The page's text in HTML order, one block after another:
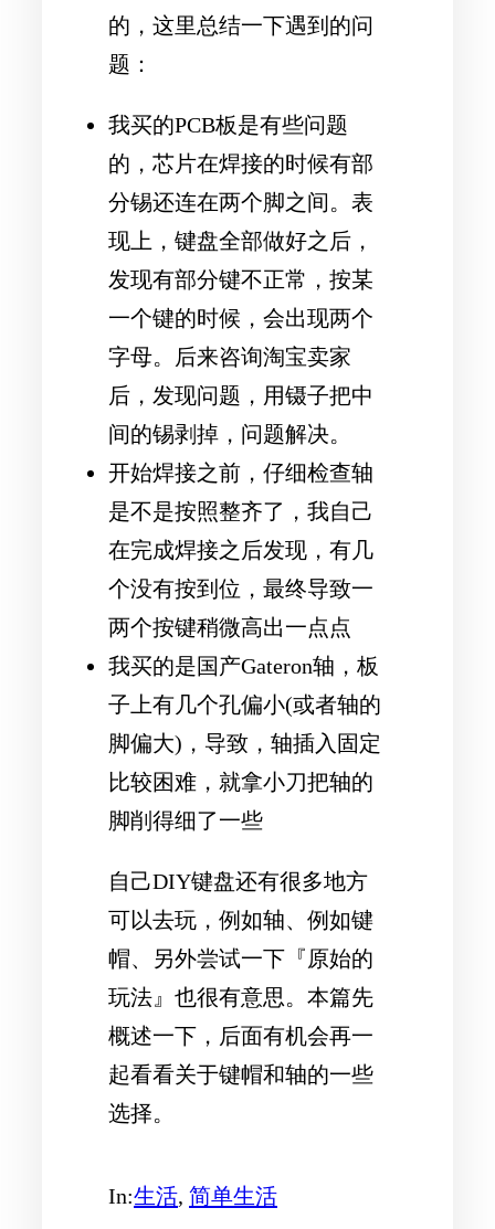
的，这里总结一下遇到的问
题：
我买的PCB板是有些问题
的，芯片在焊接的时候有部
分锡还连在两个脚之间。表
现上，键盘全部做好之后，
发现有部分键不正常，按某
一个键的时候，会出现两个
字母。后来咨询淘宝卖家
后，发现问题，用镊子把中
间的锡剥掉，问题解决。
开始焊接之前，仔细检查轴
是不是按照整齐了，我自己
在完成焊接之后发现，有几
个没有按到位，最终导致一
两个按键稍微高出一点点
我买的是国产Gateron轴，板
子上有几个孔偏小(或者轴的
脚偏大)，导致，轴插入固定
比较困难，就拿小刀把轴的
脚削得细了一些
自己DIY键盘还有很多地方
可以去玩，例如轴、例如键
帽、另外尝试一下『原始的
玩法』也很有意思。本篇先
概述一下，后面有机会再一
起看看关于键帽和轴的一些
选择。
In:生活, 简单生活